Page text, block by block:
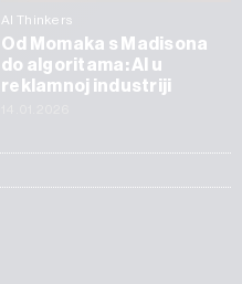
AI Thinkers
Od Momaka s Madisona
do algoritama: AI u
reklamnoj industriji